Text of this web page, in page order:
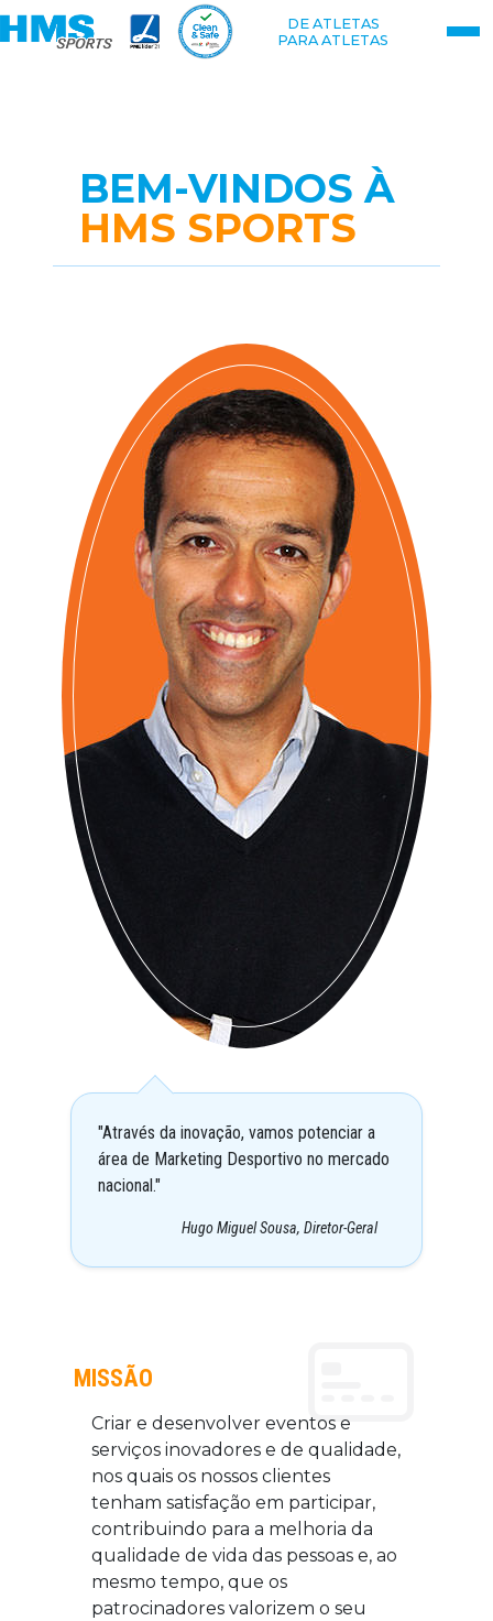
DE ATLETAS
PARA ATLETAS
BEM-VINDOS À
HMS SPORTS
"Através da inovação, vamos potenciar a
área de Marketing Desportivo no mercado
nacional."
Hugo Miguel Sousa, Diretor-Geral
MISSÃO
Criar e desenvolver eventos e
serviços inovadores e de qualidade,
nos quais os nossos clientes
tenham satisfação em participar,
contribuindo para a melhoria da
qualidade de vida das pessoas e, ao
mesmo tempo, que os
patrocinadores valorizem o seu